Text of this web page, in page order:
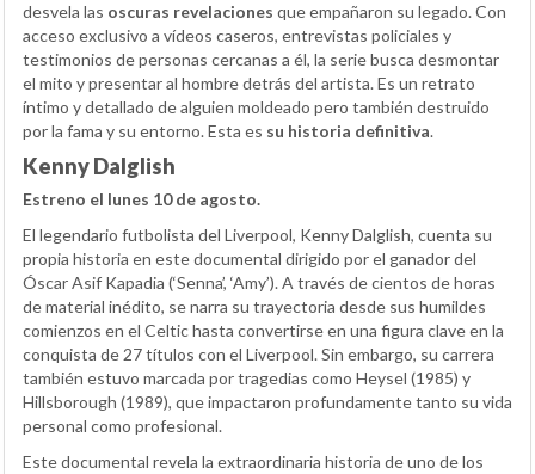
desvela las oscuras revelaciones que empañaron su legado. Con
acceso exclusivo a vídeos caseros, entrevistas policiales y
testimonios de personas cercanas a él, la serie busca desmontar
el mito y presentar al hombre detrás del artista. Es un retrato
íntimo y detallado de alguien moldeado pero también destruido
por la fama y su entorno. Esta es su historia definitiva.
Kenny Dalglish
Estreno el lunes 10 de agosto.
El legendario futbolista del Liverpool, Kenny Dalglish, cuenta su
propia historia en este documental dirigido por el ganador del
Óscar Asif Kapadia (‘Senna’, ‘Amy’). A través de cientos de horas
de material inédito, se narra su trayectoria desde sus humildes
comienzos en el Celtic hasta convertirse en una figura clave en la
conquista de 27 títulos con el Liverpool. Sin embargo, su carrera
también estuvo marcada por tragedias como Heysel (1985) y
Hillsborough (1989), que impactaron profundamente tanto su vida
personal como profesional.
Este documental revela la extraordinaria historia de uno de los